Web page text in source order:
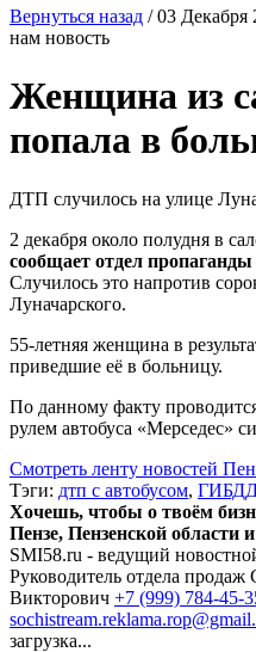
Вернуться назад /03 Декабря
нам новость
Женщина из
попала в
ДТП случилось на улице
2 декабря около полудня в
сообщает отдел
Случилось это напротив
Луначарского.
55-летняя женщина в
приведшие её в больницу.
По данному факту
рулем автобуса «Мерседес»
Смотреть ленту новостей
Тэги: дтп с автобусом,
Хочешь, чтобы о твоём
Пензе, Пензенской области
SMI58.ru - ведущий
Руководитель отдела продаж
Викторович +7 (999) 784-45-
загрузка...